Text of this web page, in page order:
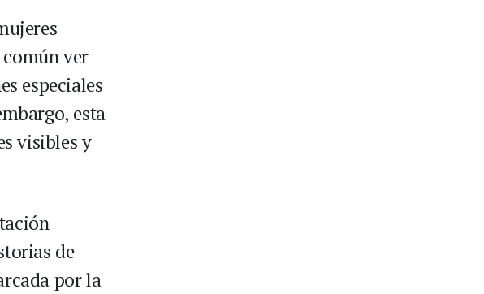
ver
especiales
esta
visibles y
de
por la